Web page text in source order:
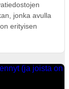
jonka avulla
erityisen